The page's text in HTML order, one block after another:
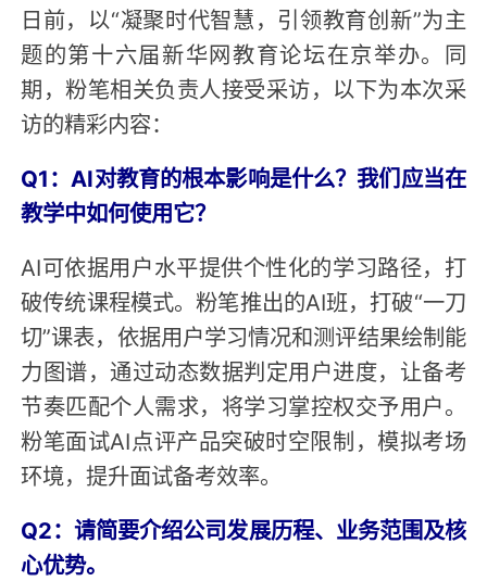
日前，以“凝聚时代智慧，引领教育创新”为主
题的第十六届新华网教育论坛在京举办。同
期，粉笔相关负责人接受采访，以下为本次采
访的精彩内容：
Q1：AI对教育的根本影响是什么？我们应当在
教学中如何使用它？
AI可依据用户水平提供个性化的学习路径，打
破传统课程模式。粉笔推出的AI班，打破“一刀
切”课表，依据用户学习情况和测评结果绘制能
力图谱，通过动态数据判定用户进度，让备考
节奏匹配个人需求，将学习掌控权交予用户。
粉笔面试AI点评产品突破时空限制，模拟考场
环境，提升面试备考效率。
Q2：请简要介绍公司发展历程、业务范围及核
心优势。